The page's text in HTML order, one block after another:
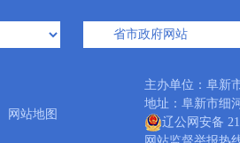
网站地图
主办单位：阜
地址：阜新市
辽公网安备